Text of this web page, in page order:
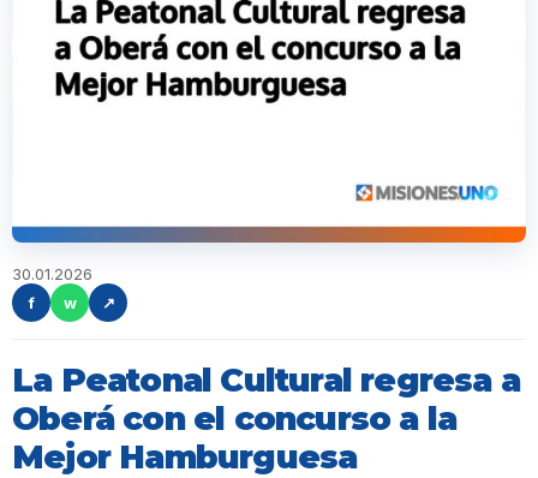
30.01.2026
f
w ↗
La Peatonal Cultural regresa a
Oberá con el concurso a la
Mejor Hamburguesa